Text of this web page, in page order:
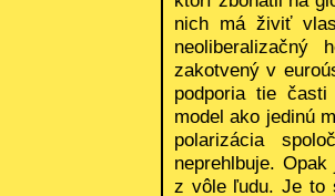
nich má živiť
neoliberalizačný
zakotvený v
podporia tie časti
model ako jedinú
polarizácia
neprehlbuje.
z vôle ľudu. Je to